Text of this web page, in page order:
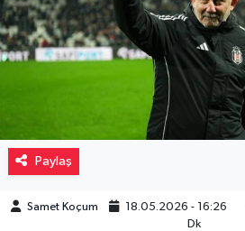
Paylaş
Samet Koçum 18.05.2026 - 16:26
Dk
Piyasa
Sinemalar
Siyaset